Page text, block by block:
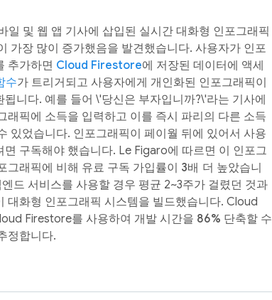
일 및 웹 앱 기사에 삽입된 실시간 대화형 인포그래픽
가장 많이 증가했음을 발견했습니다. 사용자가 인포
추가하면 Cloud Firestore에 저장된 데이터에 액세
수가 트리거되고 사용자에게 개인화된 인포그래픽이
됩니다. 예를 들어 \'당신은 부자입니까?\'라는 기사에
래픽에 소득을 입력하고 이를 즉시 파리의 다른 소득
있었습니다. 인포그래픽이 페이월 뒤에 있어서 사용
면 구독해야 했습니다. Le Figaro에 따르면 이 인포그
그래픽에 비해 유료 구독 가입률이 3배 더 높았습니
드 서비스를 사용할 경우 평균 2~3주가 걸렸던 것과
대화형 인포그래픽 시스템을 빌드했습니다. Cloud
Firestore를 사용하여 개발 시간을 86% 단축할 수
정합니다.